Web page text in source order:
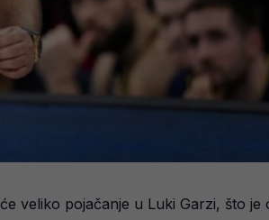
veliko pojačanje u Luki Garzi, što je